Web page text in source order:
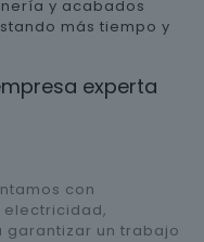
y acabados
más tiempo y
experta
con
un trabajo